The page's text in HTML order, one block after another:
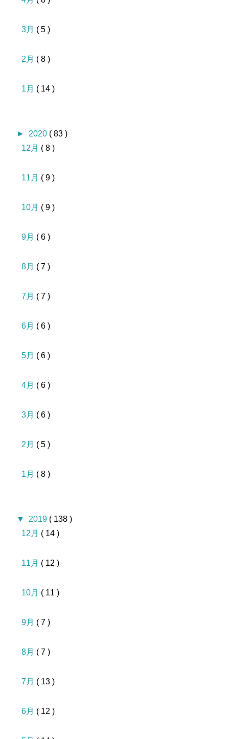
3月 ( 5 )
2月 ( 8 )
1月 ( 14 )
► 2020 ( 83 )
12月 ( 8 )
11月 ( 9 )
10月 ( 9 )
9月 ( 6 )
8月 ( 7 )
7月 ( 7 )
6月 ( 6 )
5月 ( 6 )
4月 ( 6 )
3月 ( 6 )
2月 ( 5 )
1月 ( 8 )
▼ 2019 ( 138 )
12月 ( 14 )
11月 ( 12 )
10月 ( 11 )
9月 ( 7 )
8月 ( 7 )
7月 ( 13 )
6月 ( 12 )